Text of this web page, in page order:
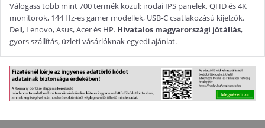
Válogass több mint 700 termék közül: irodai IPS panelek, QHD és 4K
monitorok, 144 Hz-es gamer modellek, USB-C csatlakozású kijelzők.
Dell, Lenovo, Asus, Acer és HP. Hivatalos magyarországi jótállás,
gyors szállítás, üzleti vásárlóknak egyedi ajánlat.